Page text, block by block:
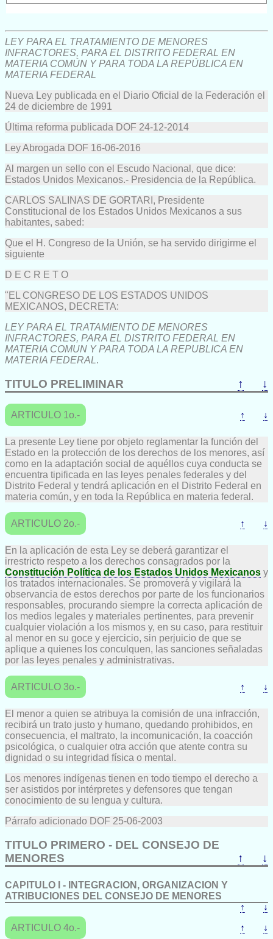
LEY PARA EL TRATAMIENTO DE MENORES
INFRACTORES, PARA EL DISTRITO FEDERAL EN
MATERIA COMÚN Y PARA TODA LA REPÚBLICA EN
MATERIA FEDERAL
Nueva Ley publicada en el Diario Oficial de la Federación el
24 de diciembre de 1991
Última reforma publicada DOF 24-12-2014
Ley Abrogada DOF 16-06-2016
Al margen un sello con el Escudo Nacional, que dice:
Estados Unidos Mexicanos.- Presidencia de la República.
CARLOS SALINAS DE GORTARI, Presidente
Constitucional de los Estados Unidos Mexicanos a sus
habitantes, sabed:
Que el H. Congreso de la Unión, se ha servido dirigirme el
siguiente
D E C R E T O
"EL CONGRESO DE LOS ESTADOS UNIDOS
MEXICANOS, DECRETA:
LEY PARA EL TRATAMIENTO DE MENORES
INFRACTORES, PARA EL DISTRITO FEDERAL EN
MATERIA COMUN Y PARA TODA LA REPUBLICA EN
MATERIA FEDERAL.
TITULO PRELIMINAR ↑ ↓
ARTICULO 1o.- ↑ ↓
La presente Ley tiene por objeto reglamentar la función del
Estado en la protección de los derechos de los menores, así
como en la adaptación social de aquéllos cuya conducta se
encuentra tipificada en las leyes penales federales y del
Distrito Federal y tendrá aplicación en el Distrito Federal en
materia común, y en toda la República en materia federal.
ARTICULO 2o.- ↑ ↓
En la aplicación de esta Ley se deberá garantizar el
irrestricto respeto a los derechos consagrados por la
Constitución Política de los Estados Unidos Mexicanos y
los tratados internacionales. Se promoverá y vigilará la
observancia de estos derechos por parte de los funcionarios
responsables, procurando siempre la correcta aplicación de
los medios legales y materiales pertinentes, para prevenir
cualquier violación a los mismos y, en su caso, para restituir
al menor en su goce y ejercicio, sin perjuicio de que se
aplique a quienes los conculquen, las sanciones señaladas
por las leyes penales y administrativas.
ARTICULO 3o.- ↑ ↓
El menor a quien se atribuya la comisión de una infracción,
recibirá un trato justo y humano, quedando prohibidos, en
consecuencia, el maltrato, la incomunicación, la coacción
psicológica, o cualquier otra acción que atente contra su
dignidad o su integridad física o mental.
Los menores indígenas tienen en todo tiempo el derecho a
ser asistidos por intérpretes y defensores que tengan
conocimiento de su lengua y cultura.
Párrafo adicionado DOF 25-06-2003
TITULO PRIMERO - DEL CONSEJO DE
MENORES
↑ ↓
CAPITULO I - INTEGRACION, ORGANIZACION Y
ATRIBUCIONES DEL CONSEJO DE MENORES
↑
↓
ARTICULO 4o.-
↑ ↓